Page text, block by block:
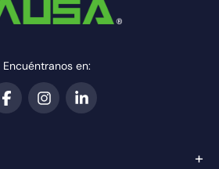
Encuéntranos en:
+